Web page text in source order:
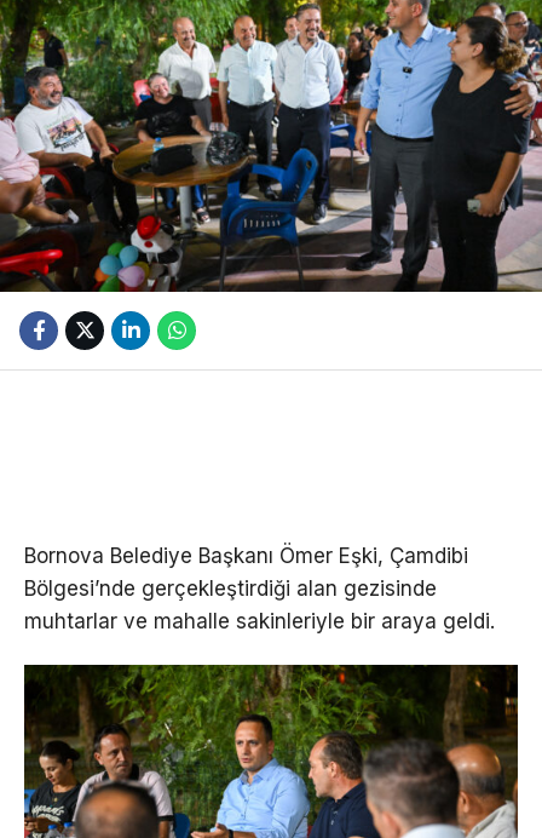
Bornova Belediye Başkanı Ömer Eşki, Çamdibi
Bölgesi’nde gerçekleştirdiği alan gezisinde
muhtarlar ve mahalle sakinleriyle bir araya geldi.